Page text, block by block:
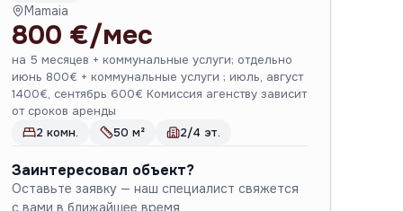
Mamaia
800 €/мес
на 5 месяцев + коммунальные услуги; отдельно
июнь 800€ + коммунальные услуги ; июль, август
1400€, сентябрь 600€ Комиссия агенству зависит
от сроков аренды
2 комн.
50 м² 2/4 эт.
Заинтересовал объект?
Оставьте заявку — наш специалист свяжется
с вами в ближайшее время